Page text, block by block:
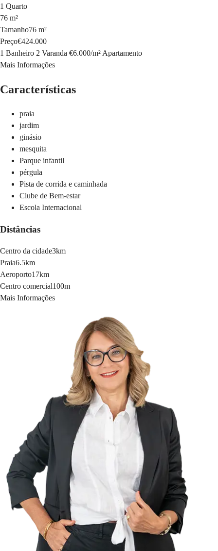
1 Quarto
76 m²
Tamanho76 m²
Preço€424.000
1 Banheiro 2 Varanda €6.000/m² Apartamento
Mais Informações
Características
praia
jardim
ginásio
mesquita
Parque infantil
pérgula
Pista de corrida e caminhada
Clube de Bem-estar
Escola Internacional
Distâncias
Centro da cidade3km
Praia6.5km
Aeroporto17km
Centro comercial100m
Mais Informações